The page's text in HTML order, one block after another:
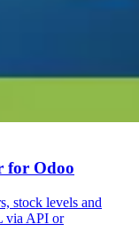
for Odoo
stock levels and
via API or